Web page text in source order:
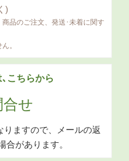
)
品のご注文、発送･未着に関す
。
こちらから
せ
ますので、メールの返
があります。